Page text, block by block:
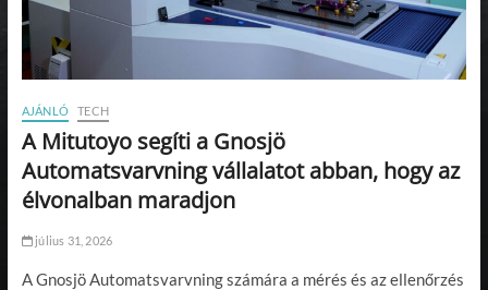
AJÁNLÓ TECH
A Mitutoyo segíti a Gnosjö
Automatsvarvning vállalatot abban, hogy az
élvonalban maradjon
július 31, 2026
A Gnosjö Automatsvarvning számára a mérés és az ellenőrzés